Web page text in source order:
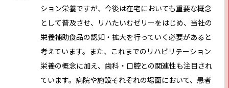
ション栄養ですが、今後は在宅においても重要な概念
として普及させ、リハたいむゼリーをはじめ、当社の
栄養補助食品の認知・拡大を行っていく必要があると
考えています。また、これまでのリハビリテーション
栄養の概念に加え、歯科・口腔との関連性も注目され
ています。病院や施設それぞれの場面において、患者